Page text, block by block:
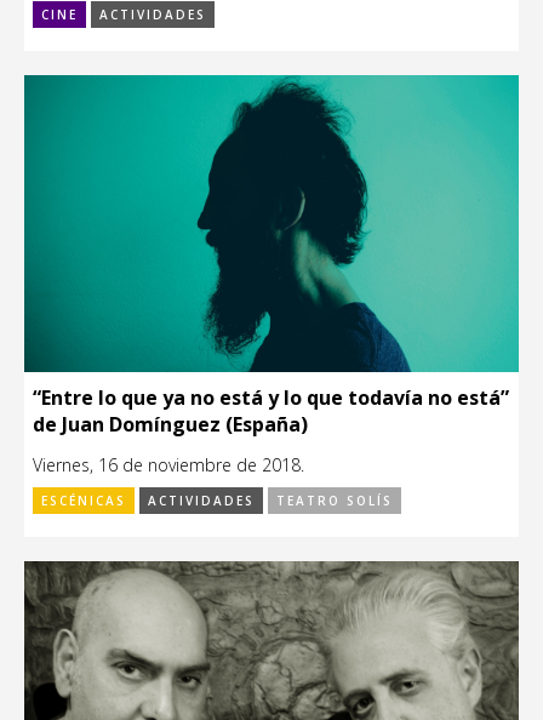
CINE ACTIVIDADES
“Entre lo que ya no está y lo que todavía no está”
de Juan Domínguez (España)
Viernes, 16 de noviembre de 2018.
ESCÉNICAS ACTIVIDADES TEATRO SOLÍS